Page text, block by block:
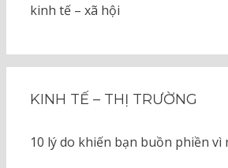
kinh tế – xã hội
KINH TẾ – THỊ TRƯỜNG
10 lý do khiến bạn buồn phiền vì